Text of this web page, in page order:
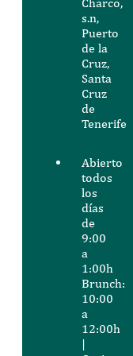
s.n,
Puerto
de la
Cruz,
Santa
Cruz
de
Tenerife
Abierto
todos
los
días
de
9:00
a
1:00h
Brunch:
10:00
a
12:00h
|